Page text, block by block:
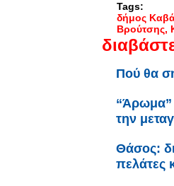
Tags:
δήμος
Βρούτσης
Πού θα
“Άρωμα”
την
Θάσος:
πελάτες